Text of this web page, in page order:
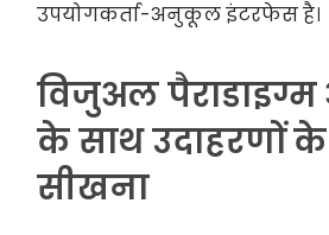
उपयोगकर्ता-अनुकूल इंटरफेस है।
विजुअल
के साथ उदाहरणों
सीखना